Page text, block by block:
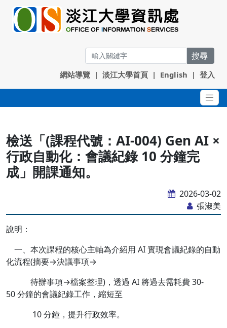
搜尋
網站導覽 | 淡江大學首頁 | English | 登入
檢送「(課程代號：AI-004) Gen AI ×
行政自動化：會議紀錄 10 分鐘完
成」開課通知。
2026-03-02
張淑美
說明：
一、本次課程的核心主軸為介紹用 AI 實現會議紀錄的自動
化流程(摘要→決議事項→
待辦事項→檔案整理)，透過 AI 將過去需耗費 30-
50 分鐘的會議紀錄工作，縮短至
10 分鐘，提升行政效率。